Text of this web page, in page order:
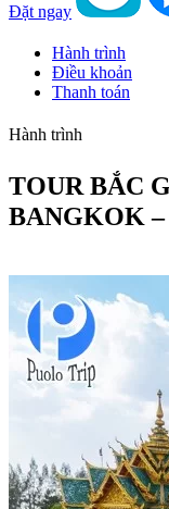
Đặt ngay
Hành trình
Điều khoản
Thanh toán
Hành trình
TOUR BẮC
BANGKOK –